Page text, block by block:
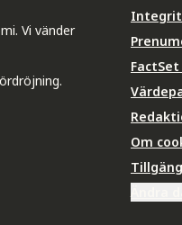
Vi vänder
Om